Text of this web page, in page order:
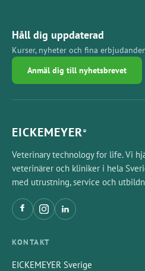
Håll dig uppdaterad
Kurser, nyheter och fina
Anmäl dig till nyhetsbrevet
EICKEMEYER®
Veterinary technology for life. Vi
veterinärer och kliniker i hela
med utrustning, service och
KONTAKT
EICKEMEYER Sverige